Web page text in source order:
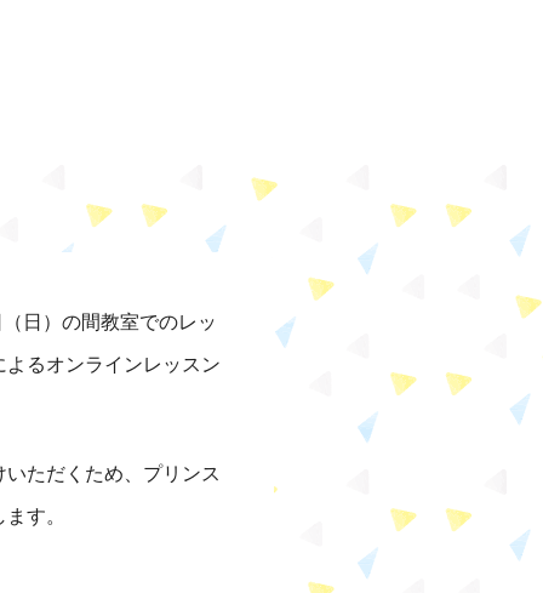
日）の間教室でのレッ
るオンラインレッスン
ただくため、プリンス
す。